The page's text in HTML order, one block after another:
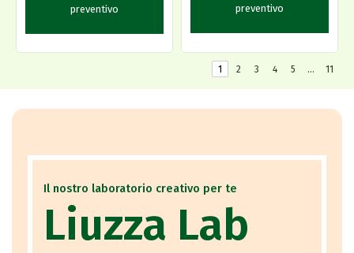
preventivo
preventivo
1 2 3 4 5 … 11
Il nostro laboratorio creativo per te
Liuzza Lab